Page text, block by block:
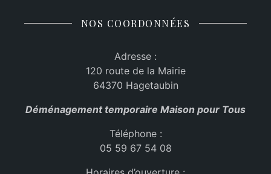
NOS COORDONNÉES
Adresse :
120 route de la Mairie
64370 Hagetaubin
Déménagement temporaire Maison pour Tous
Téléphone :
05 59 67 54 08